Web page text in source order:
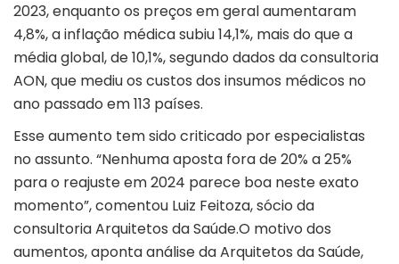
2023, enquanto os preços em geral aumentaram
4,8%, a inflação médica subiu 14,1%, mais do que a
média global, de 10,1%, segundo dados da consultoria
AON, que mediu os custos dos insumos médicos no
ano passado em 113 países.
Esse aumento tem sido criticado por especialistas
no assunto. “Nenhuma aposta fora de 20% a 25%
para o reajuste em 2024 parece boa neste exato
momento”, comentou Luiz Feitoza, sócio da
consultoria Arquitetos da Saúde.O motivo dos
aumentos, aponta análise da Arquitetos da Saúde,